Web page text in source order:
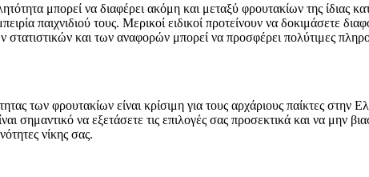
μπορεί να διαφέρει ακόμη και μεταξύ φρουτακίων της ίδιας
παιχνιδιού τους. Μερικοί ειδικοί προτείνουν να δοκιμάσετε
και των αναφορών μπορεί να προσφέρει πολύτιμες
των φρουτακίων είναι κρίσιμη για τους αρχάριους παίκτες
σημαντικό να εξετάσετε τις επιλογές σας προσεκτικά και να μην
νίκης σας.